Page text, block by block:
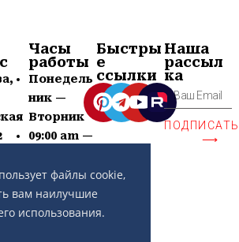
файлы cookie,
вам наилучшие
использования.
77
Часы
работы
Понедель
ник —
Вторник
09:00 am —
Суб —
Воскр —
Выходной
Быстры
е
ссылки
Наша
рассыл
ка
⟶